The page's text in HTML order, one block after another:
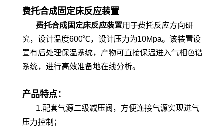
费托合成固定床反应装置
费托合成固定床反应装置用于费托反应方向研
究，设计温度600℃，设计压力为10Mpa。该装置设
置有后处理保温系统，产物可直接保温进入气相色谱
系统，进行高效准备地在线分析。
产品特点：
1.配套气源二级减压阀，方便连接气源实现进气
压力控制；